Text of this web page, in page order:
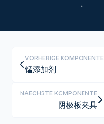
VORHERIGE KOMPONENTE
锰添加剂
NAECHSTE KOMPONENTE
阴极板夹具